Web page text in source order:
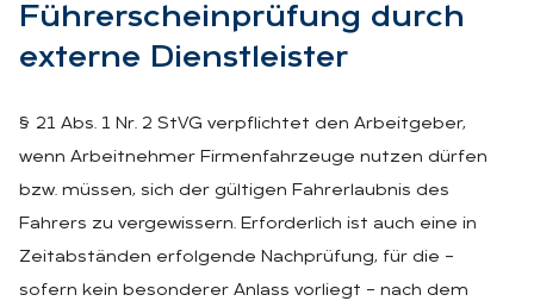
Füh­rer­schein­prü­fung durch
ex­ter­ne Dienst­leis­ter
§ 21 Abs. 1 Nr. 2 StVG verpflichtet den Arbeitgeber,
wenn Arbeitnehmer Firmenfahrzeuge nutzen dürfen
bzw. müssen, sich der gültigen Fahrerlaubnis des
Fahrers zu vergewissern. Erforderlich ist auch eine in
Zeitabständen erfolgende Nachprüfung, für die –
sofern kein besonderer Anlass vorliegt – nach dem